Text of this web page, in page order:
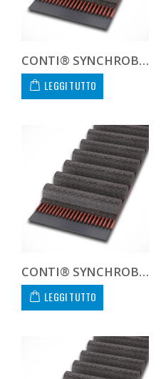
CONTI® SYNCHROBELT 1750XH300
LEGGI TUTTO
CONTI® SYNCHROBELT 240H300
LEGGI TUTTO